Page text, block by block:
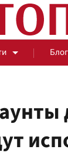
За оградой